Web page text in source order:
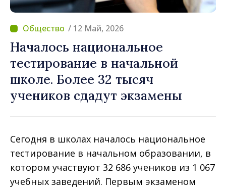
/ 12 Май, 2026
Началось национальное
тестирование в начальной
школе. Более 32 тысяч
учеников сдадут экзамены
Сегодня в школах началось национальное
тестирование в начальном образовании, в
котором участвуют 32 686 учеников из 1 067
учебных заведений. Первым экзаменом